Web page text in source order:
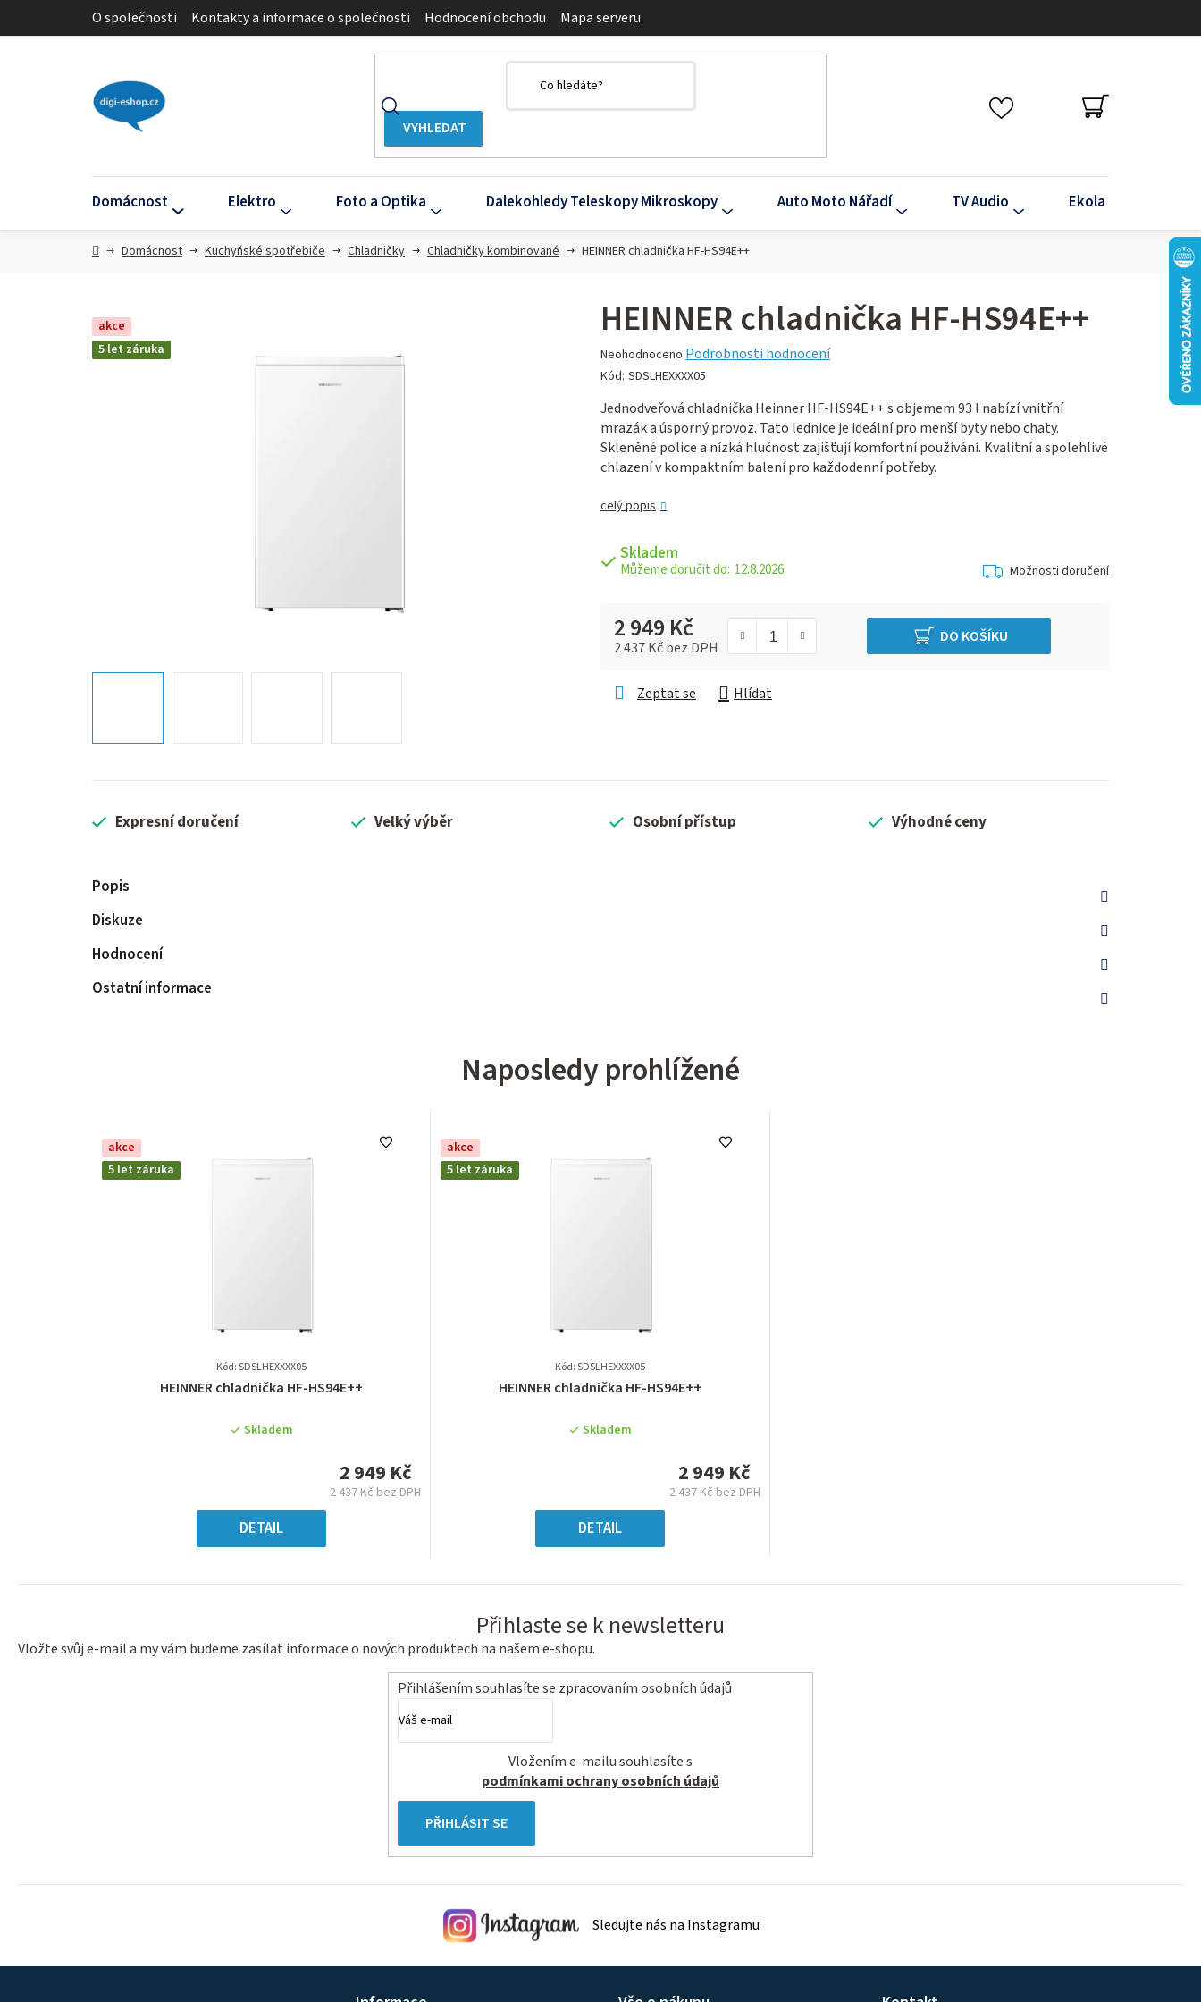
O společnosti Kontakty a informace o společnosti Hodnocení obchodu Mapa serveru
NÁKUPNÍ
KOŠÍK
Domácnost Elektro Foto a Optika Dalekohledy Teleskopy Mikroskopy Auto Moto Nářadí TV Audio Ekola
DomůDomácnost Kuchyňské spotřebiče Chladničky Chladničky kombinované HEINNER chladnička HF-HS94E++
HEINNER chladnička HF-HS94E++
Průměrné
hodnocení
je
0,0
z 5
hvězdiček.
Neohodnoceno Podrobnosti hodnocení
Kód: SDSLHEXXXX05
Jednodveřová chladnička Heinner HF-HS94E++ s objemem 93 l nabízí vnitřní
mrazák a úsporný provoz. Tato lednice je ideální pro menší byty nebo chaty.
Skleněné police a nízká hlučnost zajišťují komfortní používání. Kvalitní a spolehlivé
chlazení v kompaktním balení pro každodenní potřeby.
celý popis
Skladem
12.8.2026 Možnosti doručení
2 949 Kč
2 437 Kč bez DPH
DO KOŠÍKU
Zeptat se Hlídat
akce
5 let záruka
Expresní doručení Velký výběr Osobní přístup Výhodné ceny
Popis
Diskuze
Hodnocení
Ostatní informace
Naposledy prohlížené
akce
5 let záruka
Kód: SDSLHEXXXX05
Průměrné
produktu
5
hvězdiček.
HEINNER chladnička HF-HS94E++
Skladem
2 949 Kč
2 437 Kč bez DPH
DETAIL
akce
5 let záruka
Kód: SDSLHEXXXX05
Průměrné
produktu
5
hvězdiček.
HEINNER chladnička HF-HS94E++
Skladem
2 949 Kč
2 437 Kč bez DPH
DETAIL
Přihlaste se k newsletteru
Vložte svůj e-mail a my vám budeme zasílat informace o nových produktech na našem e-shopu.
Přihlášením souhlasíte se zpracovaním osobních údajů
podmínkami ochrany osobních údajů
PŘIHLÁSIT SE
Sledujte nás na Instagramu